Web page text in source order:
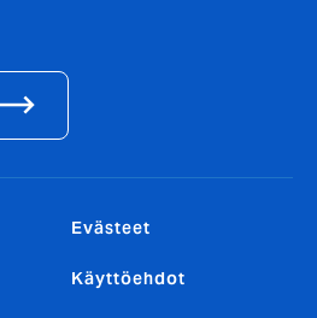
Evästeet
Käyttöehdot